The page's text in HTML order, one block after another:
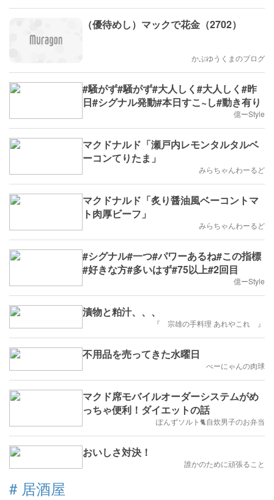
（優待めし）マックで花金（2702）
かぶゆうくまのブログ
#騒がず#騒がず#大人しく#大人しく#昨
日#シグナル発動#本日すこ~し#動き有り
億ーStyle
マクドナルド「瀬戸内レモンタルタルベ
ーコンてりたま」
みらちゃんわーるど
マクドナルド「炙り醤油風ベーコントマ
ト肉厚ビーフ」
みらちゃんわーるど
#シグナル#一つ#パワーあるね#この指標
#好きな方#多いはず#75以上#2回目
億ーStyle
漬物と粕汁、、、
『 宗雄の手料理 あれやこれ 』
不用品を売ってきた水曜日
べーにゃんの肉球
マクド席モバイルオーダーシステムがめ
っちゃ便利！ダイエットの話
ぽんずソルト🐈自炊男子のお弁当
おいしさ対決！
誰かのために頑張ること
# 居酒屋